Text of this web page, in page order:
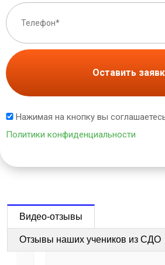
Оставить
Нажимая на кнопку вы
Политики конфиденциальности
Видео-отзывы
Отзывы наших учеников из СДО